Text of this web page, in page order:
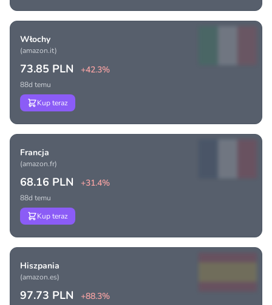
Włochy
(amazon.it)
73.85 PLN +42.3%
88d temu
Kup teraz
Francja
(amazon.fr)
68.16 PLN +31.4%
88d temu
Kup teraz
Hiszpania
(amazon.es)
97.73 PLN +88.3%